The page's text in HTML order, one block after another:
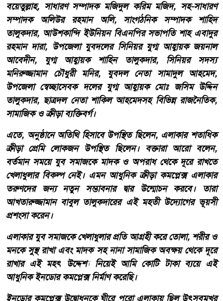
বয়েতুল্লাহ, সাধারণ সম্পাদক মজিদুল করিম মজিদ, সহ-সাধারণ
সম্পাদক অলিউর রহমান অলি, সাংগঠনিক সম্পাদক শাহিদ
তালুকদার, আউশকান্দি ইউনিয়ন বিএনপির সভাপতি শাহ এবাদুর
রহমান দারা, উপজেলা যুবদলের সিনিয়র যুগ্ম আহ্বায়ক জয়নাল
আবেদীন, যুগ্ম আহ্বায়ক শাহিন তালুকদার, সিনিয়র সদস্য
মনিরুজ্জামান চৌধুরী মনির, যুবদল নেতা সামাদুল আহমেদ,
উপজেলা স্বেচ্ছাসেবক দলের যুগ্ম আহ্বায়ক মোঃ জসিম উদ্দিন
তালুকদার, ছাত্রদল নেতা শাকিল আহমেদসহ বিভিন্ন রাজনৈতিক,
সামাজিক ও ক্রীড়া ব্যক্তিবর্গ।
এতে, অনুষ্ঠানে অতিথি হিসাবে উপস্থিত ছিলেন, এলাকার শতাধিক
ক্রীড়া প্রেমি লোকজন উপস্থিত ছিলেন। বক্তারা আরো বলেন,
বর্তমান সময়ে যুব সমাজকে মাদক ও অপরাধ থেকে দূরে রাখতে
খেলাধুলার বিকল্প নেই। এমন আধুনিক ক্রীড়া কমপ্লেক্স এলাকার
তরুণদের জন্য নতুন সম্ভাবনার দ্বার উন্মোচন করবে। তারা
আখতারুজ্জামান বাবুল তালুকদারের এই মহতী উদ্যোগের ভূয়সী
প্রশংসা করেন।
এলাকার যুব সমাজকে খেলাধুলার প্রতি আগ্রহী করে তোলা, শরীর ও
মনকে সুস্থ রাখা এবং মাদক সহ নানা সামাজিক অবক্ষয় থেকে দূরে
রাখার এই মহৎ উদ্দেশ্য নিয়েই আমি কোটি টাকা ব্যয়ে এই
আধুনিক ইনডোর কমপ্লেক্স নির্মাণ করেছি।